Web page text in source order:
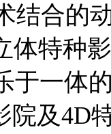
结合的
体特种
于一体
院及4D